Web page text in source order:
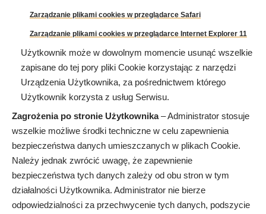
Zarządzanie plikami cookies w przeglądarce Safari
Zarządzanie plikami cookies w przeglądarce Internet Explorer 11
Użytkownik może w dowolnym momencie usunąć wszelkie
zapisane do tej pory pliki Cookie korzystając z narzędzi
Urządzenia Użytkownika, za pośrednictwem którego
Użytkownik korzysta z usług Serwisu.
Zagrożenia po stronie Użytkownika– Administrator stosuje
wszelkie możliwe środki techniczne w celu zapewnienia
bezpieczeństwa danych umieszczanych w plikach Cookie.
Należy jednak zwrócić uwagę, że zapewnienie
bezpieczeństwa tych danych zależy od obu stron w tym
działalności Użytkownika. Administrator nie bierze
odpowiedzialności za przechwycenie tych danych, podszycie